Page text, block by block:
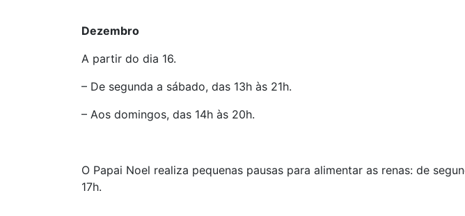
Dezembro
A partir do dia 16.
– De segunda a sábado, das 13h às 21h.
– Aos domingos, das 14h às 20h.
O Papai Noel realiza pequenas pausas para alimentar as renas: de
17h.